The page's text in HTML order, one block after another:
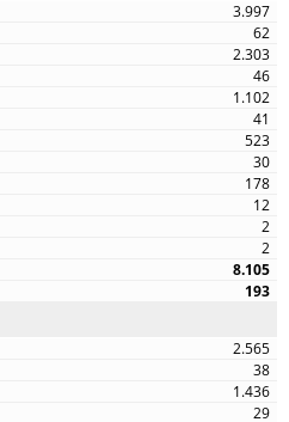
3.997
62
2.303
46
1.102
41
523
30
178
12
2
2
8.105
193
2.565
38
1.436
29